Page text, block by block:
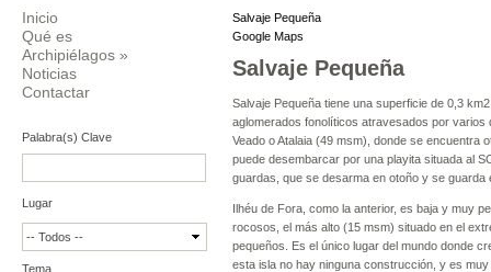
Inicio
Qué es
Archipiélagos »
Noticias
Contactar
Palabra(s) Clave
Lugar
Tema
Salvaje Pequeña
Google Maps
Salvaje Pequeña
Salvaje Pequeña tiene una superficie de 0,3
aglomerados fonolíticos atravesados por varios
Veado o Atalaia (49 msm), donde se encuentra
puede desembarcar por una playita situada al
guardas, que se desarma en otoño y se
Ilhéu de Fora, como la anterior, es baja y muy
rocosos, el más alto (15 msm) situado en el
pequeños. Es el único lugar del mundo donde
esta isla no hay ninguna construcción, y es